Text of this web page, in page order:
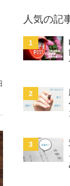
人気の記